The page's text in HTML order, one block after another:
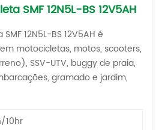
SMF 12N5L-BS 12V5AH
12N5L-BS 12V5AH é
motocicletas, motos, scooters,
SSV-UTV, buggy de praia,
gramado e jardim,
10hr